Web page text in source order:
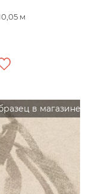
м
в магазине